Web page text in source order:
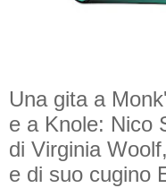
Una gita a
e a Knole: Nico
di Virginia
e di suo cugino